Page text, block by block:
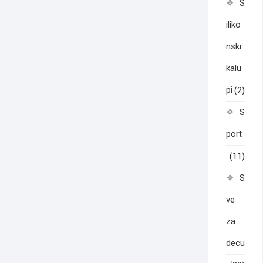
S
iliko
nski
kalu
pi (2)
S
port
(11)
S
ve
za
decu